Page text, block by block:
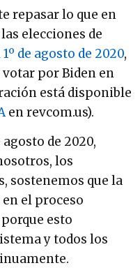
repasar lo que en
elecciones de
de agosto de 2020,
votar por Biden en
está disponible
en revcom.us).
de 2020,
los
sostenemos que la
el proceso
esto
y todos los